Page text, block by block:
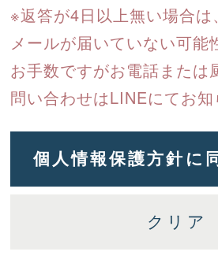
※返答が4日以上無い場合は
メールが届いていない可能
お手数ですがお電話または
問い合わせはLINEにてお知